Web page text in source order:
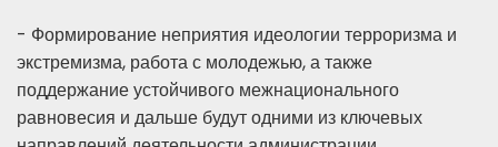
- Формирование неприятия идеологии терроризма и
экстремизма, работа с молодежью, а также
поддержание устойчивого межнационального
равновесия и дальше будут одними из ключевых